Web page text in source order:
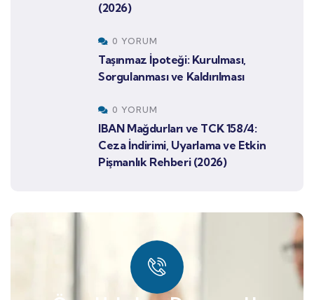
(2026)
0 YORUM
Taşınmaz İpoteği: Kurulması,
Sorgulanması ve Kaldırılması
0 YORUM
IBAN Mağdurları ve TCK 158/4:
Ceza İndirimi, Uyarlama ve Etkin
Pişmanlık Rehberi (2026)